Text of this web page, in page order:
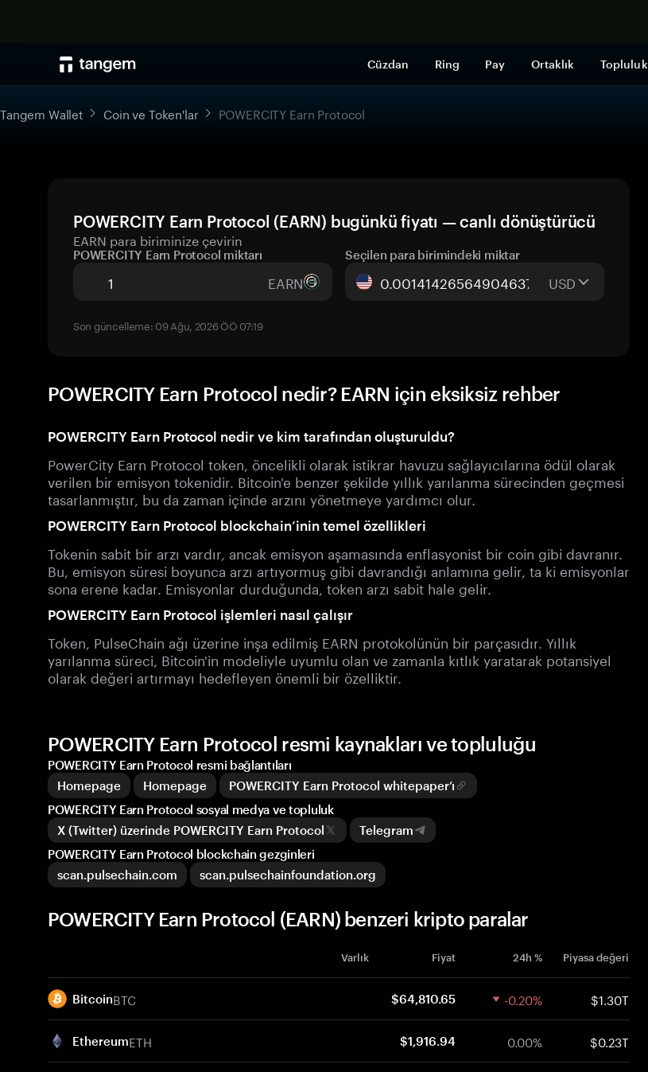
Cüzdan Ring Pay Ortaklık Topluluk
Tangem Wallet Coin ve Token'lar POWERCITY Earn Protocol
POWERCITY Earn Protocol (EARN) bugünkü fiyatı — canlı dönüştürücü
EARN para biriminize çevirin
POWERCITY Earn Protocol miktarı
EARN
Seçilen para birimindeki miktar
USD
Son güncelleme: 09 Ağu, 2026 ÖÖ 07:19
POWERCITY Earn Protocol nedir? EARN için eksiksiz rehber
POWERCITY Earn Protocol nedir ve kim tarafından oluşturuldu?
PowerCity Earn Protocol token, öncelikli olarak istikrar havuzu sağlayıcılarına ödül olarak
verilen bir emisyon tokenidir. Bitcoin'e benzer şekilde yıllık yarılanma sürecinden geçmesi
tasarlanmıştır, bu da zaman içinde arzını yönetmeye yardımcı olur.
POWERCITY Earn Protocol blockchain’inin temel özellikleri
Tokenin sabit bir arzı vardır, ancak emisyon aşamasında enflasyonist bir coin gibi davranır.
Bu, emisyon süresi boyunca arzı artıyormuş gibi davrandığı anlamına gelir, ta ki emisyonlar
sona erene kadar. Emisyonlar durduğunda, token arzı sabit hale gelir.
POWERCITY Earn Protocol işlemleri nasıl çalışır
Token, PulseChain ağı üzerine inşa edilmiş EARN protokolünün bir parçasıdır. Yıllık
yarılanma süreci, Bitcoin'in modeliyle uyumlu olan ve zamanla kıtlık yaratarak potansiyel
olarak değeri artırmayı hedefleyen önemli bir özelliktir.
POWERCITY Earn Protocol resmi kaynakları ve topluluğu
POWERCITY Earn Protocol resmi bağlantıları
Homepage
Homepage
POWERCITY Earn Protocol whitepaper’ı
POWERCITY Earn Protocol sosyal medya ve topluluk
X (Twitter) üzerinde POWERCITY Earn Protocol
Telegram
POWERCITY Earn Protocol blockchain gezginleri
scan.pulsechain.com
scan.pulsechainfoundation.org
POWERCITY Earn Protocol (EARN) benzeri kripto paralar
Varlık Fiyat 24h % Piyasa değeri
BitcoinBTC $64,810.65 -0.20% $1.30T
EthereumETH $1,916.94 0.00% $0.23T